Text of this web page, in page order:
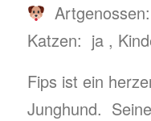
Katzen: ja ,
Fips ist ein
Junghund.